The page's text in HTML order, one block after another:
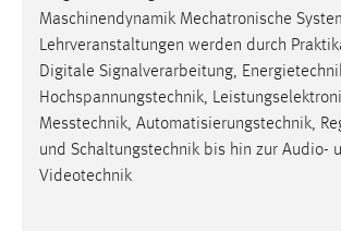
Maschinendynamik Mechatronische
Lehrveranstaltungen werden durch
Digitale Signalverarbeitung,
Hochspannungstechnik,
Messtechnik, Automatisierungstechnik,
und Schaltungstechnik bis hin zur Audio-
Videotechnik
Name:
Anbieter:
Google Ireland Limited
Zweck:
Conversion-Tracking